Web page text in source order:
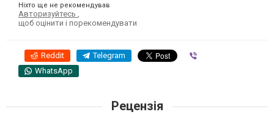
Ніхто ще не рекомендував
Авторизуйтесь
щоб оцінити і порекомендувати
Reddit Telegram
WhatsApp
Рецензія